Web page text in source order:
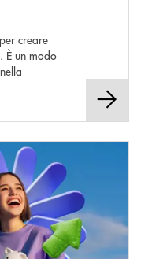
creare
È un modo